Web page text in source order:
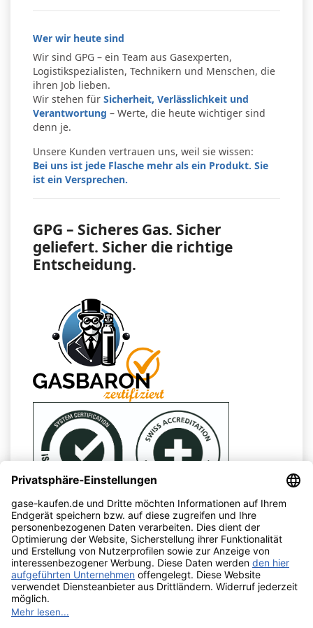
Wer wir heute sind
Wir sind GPG – ein Team aus Gasexperten,
Logistikspezialisten, Technikern und Menschen, die
ihren Job lieben.
Wir stehen für Sicherheit, Verlässlichkeit und
Verantwortung – Werte, die heute wichtiger sind
denn je.
Unsere Kunden vertrauen uns, weil sie wissen:
Bei uns ist jede Flasche mehr als ein Produkt. Sie
ist ein Versprechen.
GPG – Sicheres Gas. Sicher
geliefert. Sicher die richtige
Entscheidung.
UNTERNEHMEN